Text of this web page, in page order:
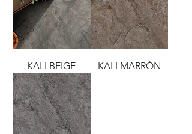
KALI BEIGE KALI MARRÓN